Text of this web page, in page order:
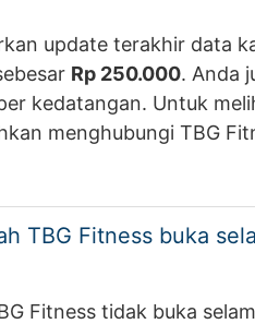
update terakhir data
Rp 250.000. Anda
kedatangan. Untuk
menghubungi TBG
TBG Fitness buka
Fitness tidak buka